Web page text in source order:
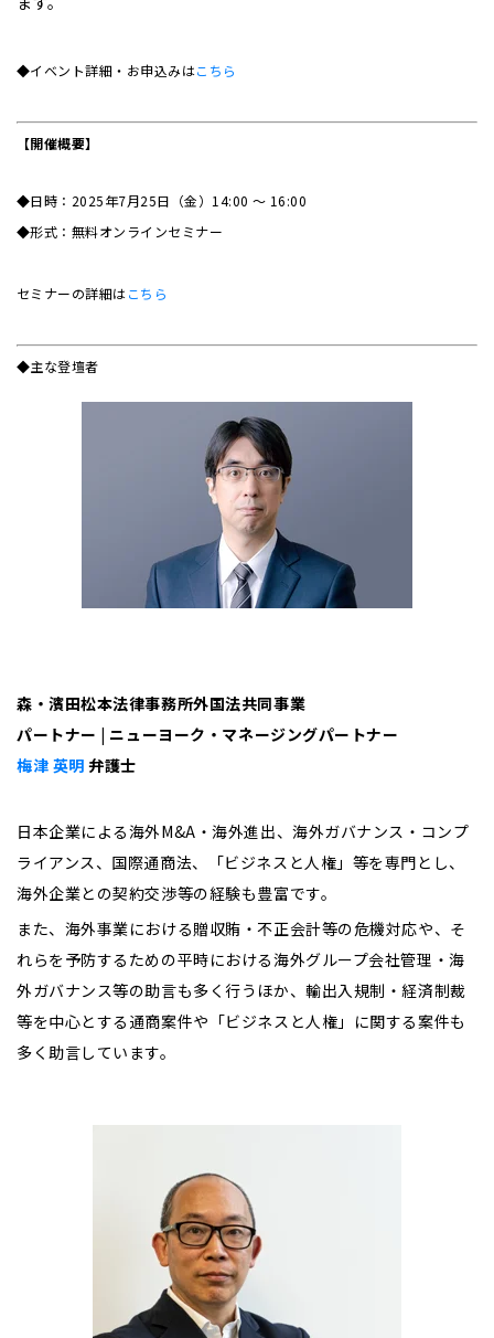
◆イベント詳細・お申込みはこちら
【開催概要】
◆日時：2025年7月25日（金）14:00 ～ 16:00
◆形式：無料オンラインセミナー
セミナーの詳細はこちら
◆主な登壇者
森・濱田松本法律事務所外国法共同事業
パートナー | ニューヨーク・マネージングパートナー
梅津 英明 弁護士
日本企業による海外M&A・海外進出、海外ガバナンス・コンプ
ライアンス、国際通商法、「ビジネスと人権」等を専門とし、
海外企業との契約交渉等の経験も豊富です。
また、海外事業における贈収賄・不正会計等の危機対応や、そ
れらを予防するための平時における海外グループ会社管理・海
外ガバナンス等の助言も多く行うほか、輸出入規制・経済制裁
等を中心とする通商案件や「ビジネスと人権」に関する案件も
多く助言しています。